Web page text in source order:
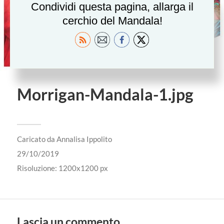
Morrigan-Mandala-1.jpg
Caricato da Annalisa Ippolito
29/10/2019
Risoluzione: 1200x1200 px
Condividi questa pagina, allarga il
cerchio del Mandala!